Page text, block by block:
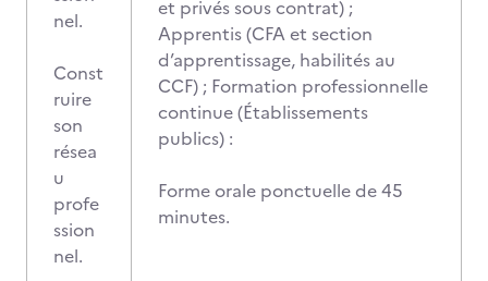
nel.
Const
ruire
son
résea
u
profe
ssion
nel.
et privés sous contrat) ;
Apprentis (CFA et section
d’apprentissage, habilités au
CCF) ; Formation professionnelle
continue (Établissements
publics) :
Forme orale ponctuelle de 45
minutes.